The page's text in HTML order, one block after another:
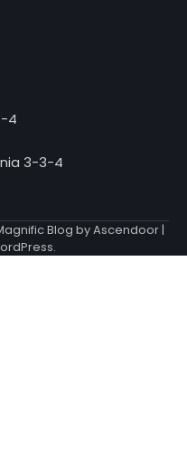
4
3-3-4
Blog byAscendoor|
.